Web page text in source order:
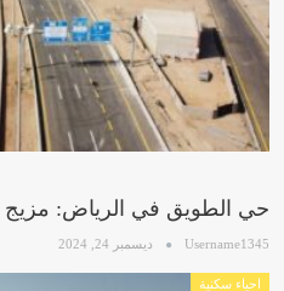
حي الطويق في الرياض: مزيج
Username1345 ديسمبر 24, 2024
احياء سكنية